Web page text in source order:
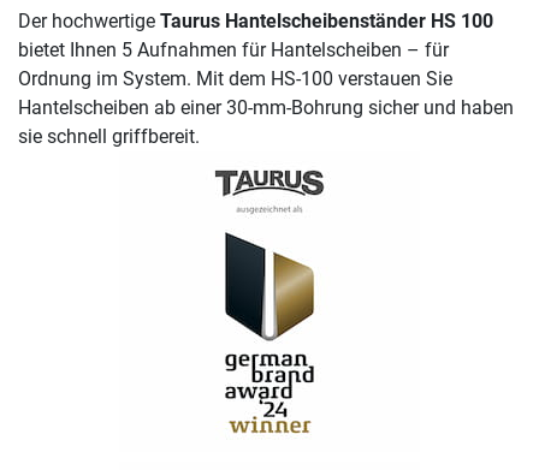
Der hochwertige Taurus Hantelscheibenständer HS 100
bietet Ihnen 5 Aufnahmen für Hantelscheiben – für
Ordnung im System. Mit dem HS-100 verstauen Sie
Hantelscheiben ab einer 30-mm-Bohrung sicher und haben
sie schnell griffbereit.